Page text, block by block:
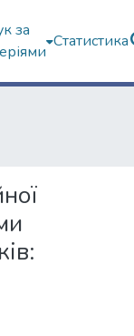
за
Статистика